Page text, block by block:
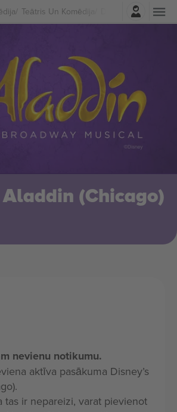
Teātris Un Komēdija Disney’s Aladdin
Pierakstīties
Aladdin (Chicago)
nevienu notikumu.
aktīva pasākuma Disney’s
tas ir nepareizi, varat pievienot